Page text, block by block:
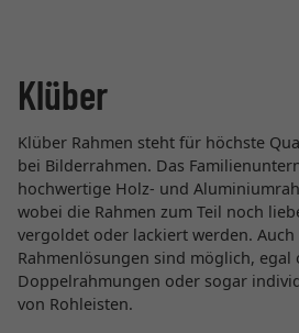
Klüber
Klüber Rahmen steht für höchste
bei Bilderrahmen. Das
hochwertige Holz- und
wobei die Rahmen zum Teil noch
vergoldet oder lackiert werden.
Rahmenlösungen sind möglich, egal
Doppelrahmungen oder sogar
von Rohleisten.